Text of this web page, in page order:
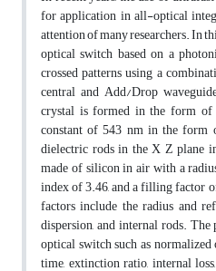
for application in all-optical
attention of many researchers. In
optical switch based on a
crossed patterns using a
central and Add/Drop
crystal is formed in the form
constant of 543 nm in the form
dielectric rods in the X Z plane
made of silicon in air with a
index of 3.46, and a filling factor
factors include the radius and
dispersion, and internal rods.
optical switch such as
time, extinction ratio, internal